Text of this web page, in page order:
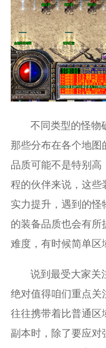
不同类型的怪物
那些分布在各个地图
品质可能不是特别高
程的伙伴来说，这些
实力提升，遇到的怪
的装备品质也会有所
难度，有时候简单区
说到最受大家关
绝对值得咱们重点关
往往携带着比普通区
副本时，除了要应对